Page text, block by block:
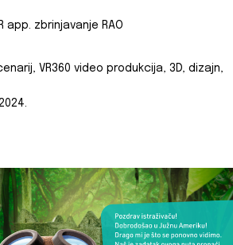
app. zbrinjavanje RAO
VR360 video produkcija, 3D, dizajn,